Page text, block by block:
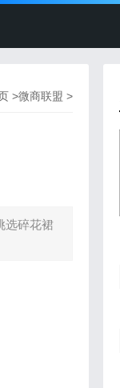
>微商联盟 >
选碎花裙